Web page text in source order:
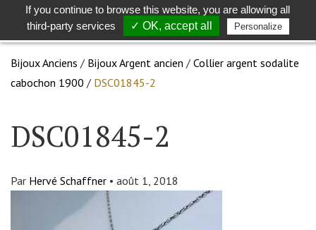
Toggle
search
Bijoux Anciens / Bijoux Argent ancien / Collier argent sodalite
cabochon 1900 / DSC01845-2
DSC01845-2
Par Hervé Schaffner • août 1, 2018
If you continue to browse this website, you are allowing all
third-party services
✓ OK, accept all Personalize